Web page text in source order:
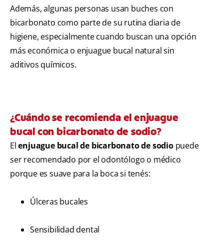
Además, algunas personas usan buches con
bicarbonato como parte de su rutina diaria de
higiene, especialmente cuando buscan una opción
más económica o enjuague bucal natural sin
aditivos químicos.
¿Cuándo se recomienda el enjuague
bucal con bicarbonato de sodio?
Elenjuague bucal de bicarbonato de sodiopuede
ser recomendado por el odontólogo o médico
porque es suave para la boca si tenés:
Úlceras bucales
Sensibilidad dental